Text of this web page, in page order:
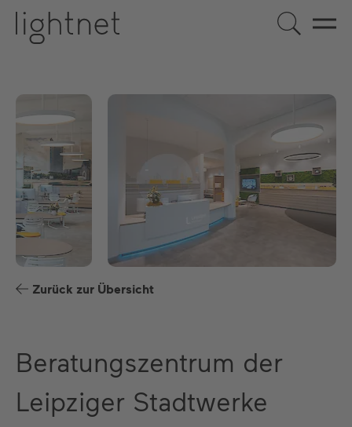
EN
Zurück zur Übersicht
Beratungszentrum der
Leipziger Stadtwerke